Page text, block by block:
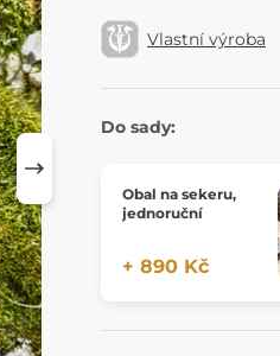
Vlastní výroba
Do sady:
Obal na sekeru,
jednoruční
+ 890 Kč